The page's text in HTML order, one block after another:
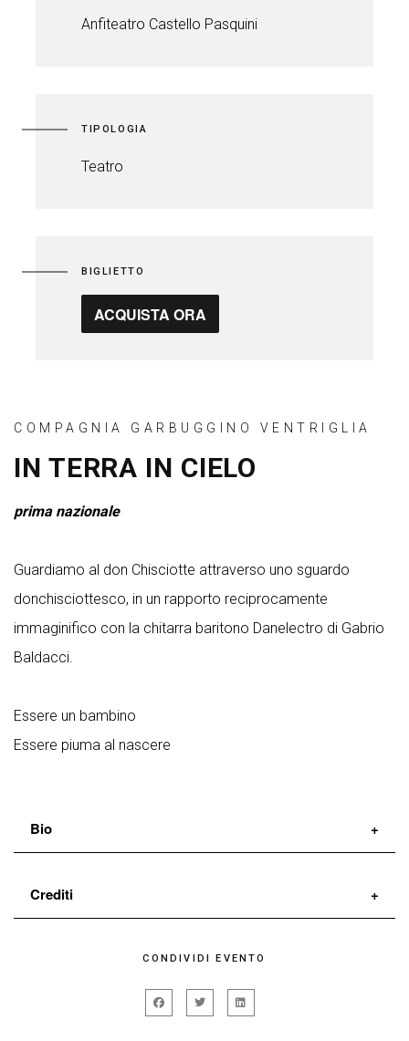
Anfiteatro Castello Pasquini
TIPOLOGIA
Teatro
BIGLIETTO
ACQUISTA ORA
COMPAGNIA GARBUGGINO VENTRIGLIA
IN TERRA IN CIELO
prima nazionale
Guardiamo al don Chisciotte attraverso uno sguardo
donchisciottesco, in un rapporto reciprocamente
immaginifico con la chitarra baritono Danelectro di Gabrio
Baldacci.
Essere un bambino
Essere piuma al nascere
Bio
La compagnia
fondata nel 2002 da Silvia Garbuggino e Gaetano
in cui l’attore è al centro della scena.
Crediti
Silvia GarbugginoeGaetano Ventriglia
CONDIVIDI EVENTO